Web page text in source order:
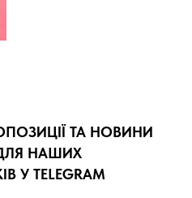
ТА НОВИНИ
НАШИХ
У TELEGRAM